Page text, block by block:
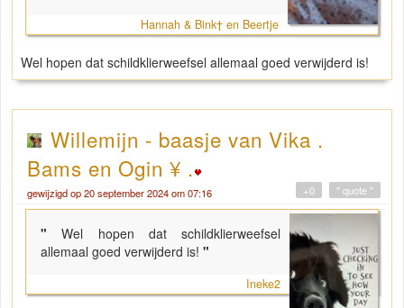
Hannah & Bink† en Beertje
Wel hopen dat schildklierweefsel allemaal goed verwijderd is!
Willemijn - baasje van Vika .
Bams en Ogin ¥ .
gewijzigd op 20 september 2024 om 07:16 " quote "
+0
"Wel hopen dat schildklierweefsel
allemaal goed verwijderd is! "
Ineke2